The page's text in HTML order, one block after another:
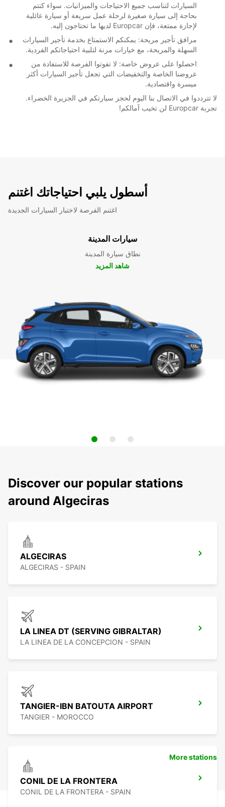
السيارات لتناسب جميع الاحتياجات والميزانيات. سواء كنتم
بحاجة إلى سيارة صغيرة لرحلة عمل سريعة أو سيارة عائلية
لإجازة ممتعة، فإن Europcar لديها ما تحتاجون إليه.
مرافق تأجير مريحة: يمكنكم الاستمتاع بخدمة تأجير السيارات
السهلة والمريحة، مع خيارات مرنة لتلبية احتياجاتكم الفردية.
احصلوا على عروض خاصة: لا تفوتوا الفرصة للاستفادة من
عروضنا الخاصة والتخفيضات التي تجعل تأجير السيارات أكثر
ميسرة واقتصادية.
لا تترددوا في الاتصال بنا اليوم لحجز سيارتكم في الجزيرة الخضراء.
تجربة Europcar لن تخيب آمالكم!
أسطول يلبي احتياجاتك اغتنم
اغتنم الفرصة لاختبار السيارات الجديدة
سيارات المدينة
نطاق سيارة المدينة
شاهد المزيد
Discover our popular stations
around Algeciras
ALGECIRAS
ALGECIRAS - SPAIN
LA LINEA DT (SERVING GIBRALTAR)
LA LINEA DE LA CONCEPCION - SPAIN
TANGIER-IBN BATOUTA AIRPORT
TANGIER - MOROCCO
CONIL DE LA FRONTERA
CONIL DE LA FRONTERA - SPAIN
More stations